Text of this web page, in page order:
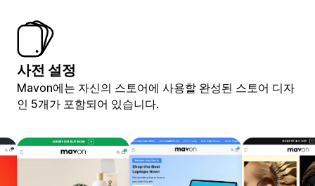
사전 설정
Mavon에는 자신의 스토어에 사용할 완성된 스토어 디자
인 5개가 포함되어 있습니다.